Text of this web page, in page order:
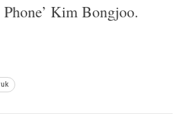
Kim Bongjoo.